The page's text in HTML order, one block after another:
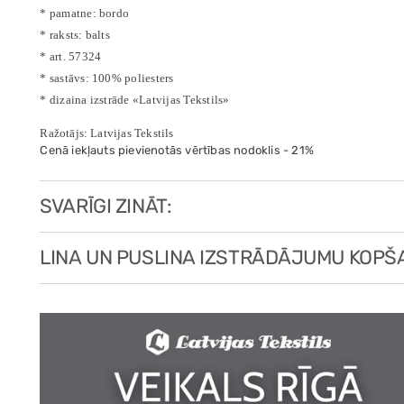
* pamatne: bordo
* raksts: balts
* art. 57324
* sastāvs: 100% poliesters
* dizaina izstrāde «Latvijas Tekstils»
Ražotājs: Latvijas Tekstils
Cenā iekļauts pievienotās vērtības nodoklis - 21%
SVARĪGI ZINĀT:
LINA UN PUSLINA IZSTRĀDĀJUMU